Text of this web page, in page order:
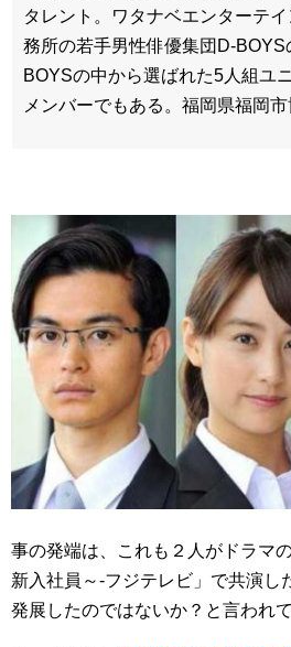
タレント。ワタナベエンターテ
務所の若手男性俳優集団D-
BOYSの中から選ばれた5人組ユ
メンバーでもある。福岡県福岡市
事の発端は、これも２人がドラマ
新入社員～-フジテレビ」で共演し
発展したのではないか？と言われ